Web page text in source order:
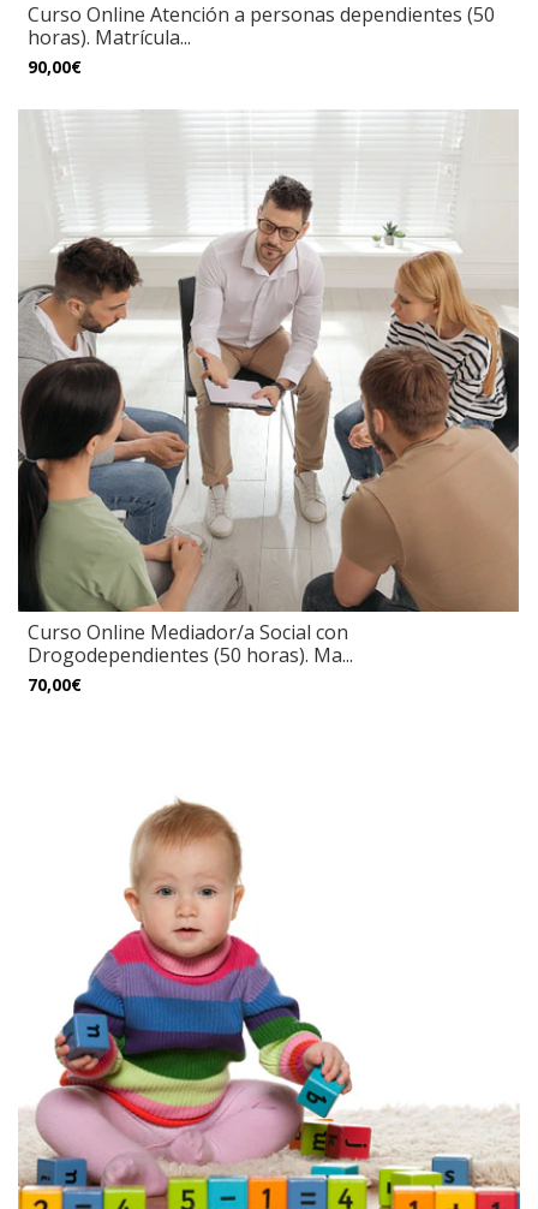
Curso Online Atención a personas dependientes (50
horas). Matrícula...
90,00€
Curso Online Mediador/a Social con
Drogodependientes (50 horas). Ma...
70,00€